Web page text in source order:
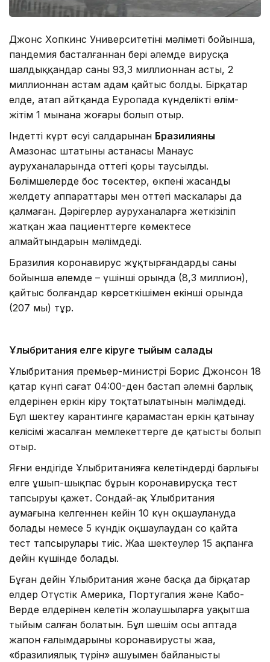
Джонс Хопкинс Университетінің мәліметі бойынша,
пандемия басталғаннан бері әлемде вирусқа
шалдыққандар саны 93,3 миллионнан асты, 2
миллионнан астам адам қайтыс болды. Бірқатар
елде, атап айтқанда Еуропада күнделікті өлім-
жітім 1 мыңнана жоғары болып отыр.
Індеттің күрт өсуі салдарынан Бразилияның
Амазонас штатының астанасы Манаус
ауруханаларында оттегі қоры таусылды.
Бөлімшелерде бос төсектер, өкпені жасанды
желдету аппараттары мен оттегі маскалары да
қалмаған. Дәрігерлер ауруханаларға жеткізіліп
жатқан жаңа пациенттерге көмектесе
алмайтындарын мәлімдеді.
Бразилия коронавирус жұқтырғандардың саны
бойынша әлемде – үшінші орында (8,3 миллион),
қайтыс болғандар көрсеткішімен екінші орында
(207 мың) тұр.
Ұлыбритания елге кіруге тыйым салады
Ұлыбритания премьер-министрі Борис Джонсон 18
қаңтар күнгі сағат 04:00-ден бастап әлемнің барлық
елдерінен еркін кіру тоқтатылатынын мәлімдеді.
Бұл шектеу карантинге қарамастан еркін қатынау
келісімі жасалған мемлекеттерге де қатысты болып
отыр.
Яғни ендігіде Ұлыбританияға келетіндердің барлығы
елге ұшып-шықпас бұрын коронавирусқа тест
тапсыруы қажет. Сондай-ақ Ұлыбритания
аумағына келгеннен кейін 10 күн оқшаулануда
болады немесе 5 күндік оқшаулаудан соң қайта
тест тапсырулары тиіс. Жаңа шектеулер 15 ақпанға
дейін күшінде болады.
Бұған дейін Ұлыбритания және басқа да бірқатар
елдер Оңтүстік Америка, Португалия және Кабо-
Верде елдерінен келетін жолаушыларға уақытша
тыйым салған болатын. Бұл шешім осы аптада
жапон ғалымдарының коронавирустың жаңа,
«бразилиялық түрін» ашуымен байланысты